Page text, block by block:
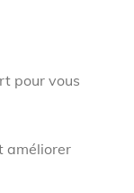
pour vous
améliorer